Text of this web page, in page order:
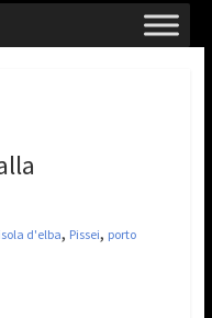
isola d'elba, Pissei, porto